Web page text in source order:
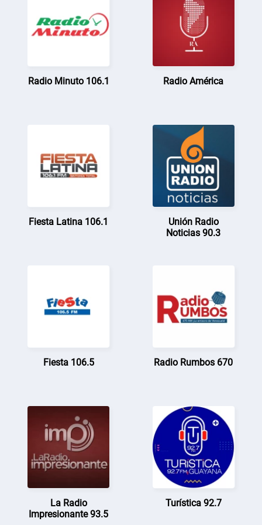
Radio Minuto 106.1 Radio América
Fiesta Latina 106.1
Unión Radio
Noticias 90.3
Fiesta 106.5 Radio Rumbos 670
La Radio
Impresionante 93.5
Turística 92.7